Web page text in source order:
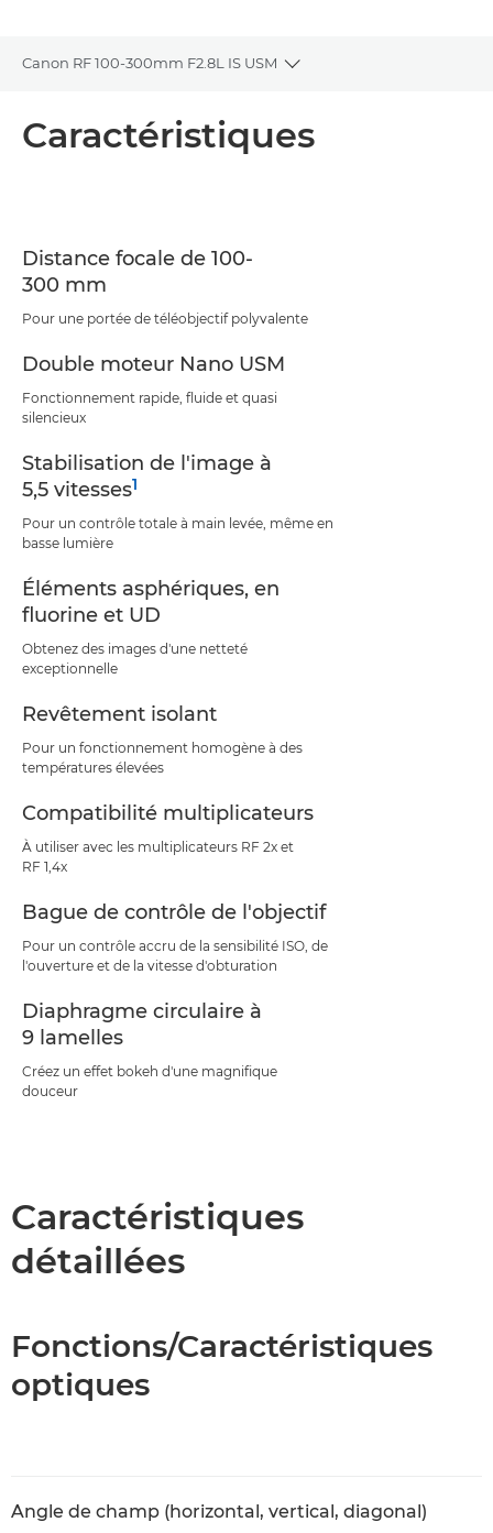
Canon RF 100-300mm F2.8L IS USM
Toggle breadcrumbs
Caractéristiques
Distance focale de 100-
300 mm
Pour une portée de téléobjectif polyvalente
Double moteur Nano USM
Fonctionnement rapide, fluide et quasi
silencieux
Stabilisation de l'image à
5,5 vitesses1
Pour un contrôle totale à main levée, même en
basse lumière
Éléments asphériques, en
fluorine et UD
Obtenez des images d'une netteté
exceptionnelle
Revêtement isolant
Pour un fonctionnement homogène à des
températures élevées
Compatibilité multiplicateurs
À utiliser avec les multiplicateurs RF 2x et
RF 1,4x
Bague de contrôle de l'objectif
Pour un contrôle accru de la sensibilité ISO, de
l'ouverture et de la vitesse d'obturation
Diaphragme circulaire à
9 lamelles
Créez un effet bokeh d'une magnifique
douceur
Caractéristiques
détaillées
Fonctions/Caractéristiques
optiques
Angle de champ (horizontal, vertical, diagonal)